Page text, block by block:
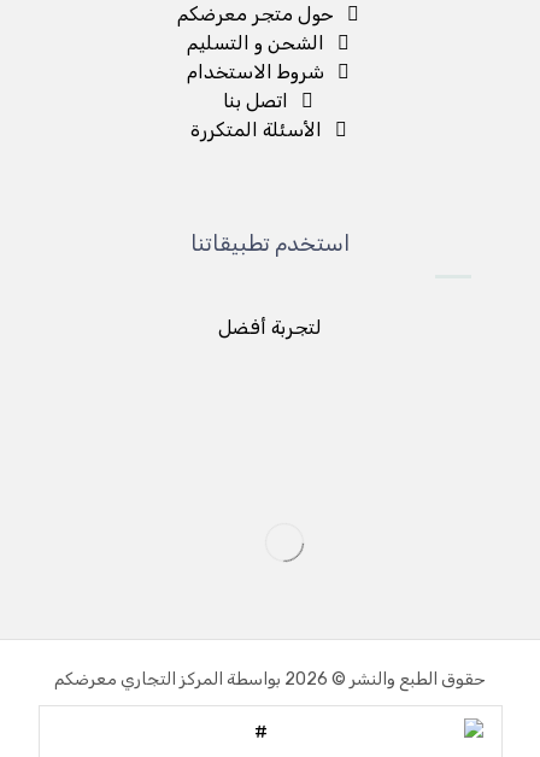
حول متجر معرضكم
الشحن و التسليم
شروط الاستخدام
اتصل بنا
الأسئلة المتكررة
استخدم تطبيقاتنا
لتجربة أفضل
حقوق الطبع والنشر © 2026 بواسطة المركز التجاري معرضكم